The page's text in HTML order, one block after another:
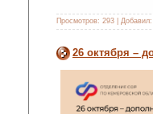
Просмотров: 293 Добавил:
26 октября –